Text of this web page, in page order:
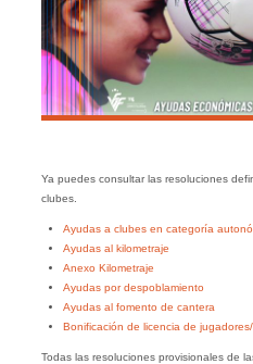
Ya puedes consultar las resoluciones
clubes.
Ayudas a clubes en categoría
Ayudas al kilometraje
Anexo Kilometraje
Ayudas por despoblamiento
Ayudas al fomento de cantera
Bonificación de licencia de
Todas las resoluciones provisionales de